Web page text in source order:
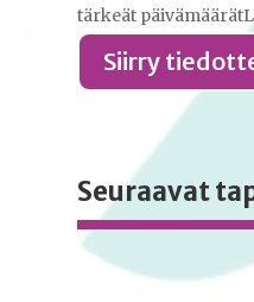
tärkeät
Siirry
Seuraavat